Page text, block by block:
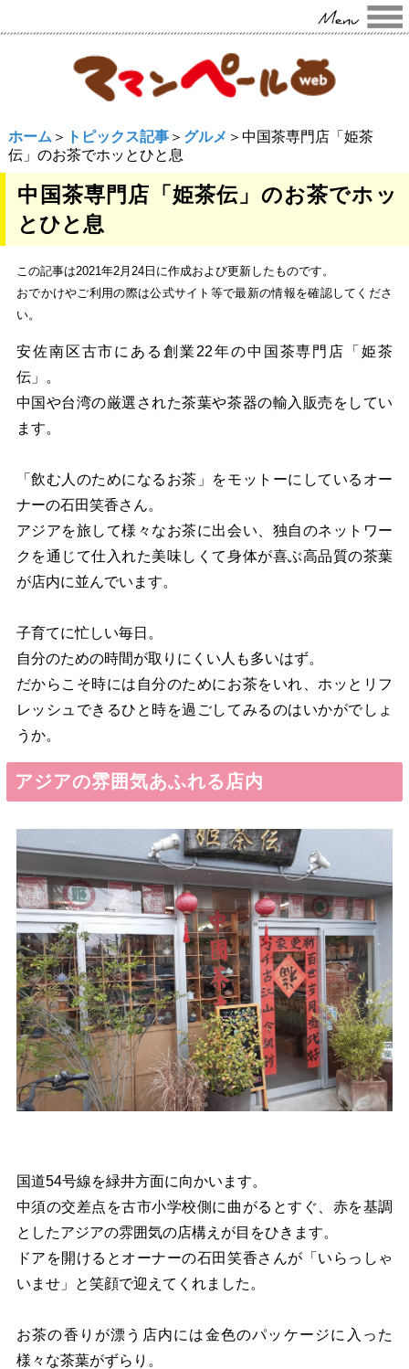
ホーム ＞ トピックス記事＞ グルメ ＞中国茶専門店「姫茶
伝」のお茶でホッとひと息
中国茶専門店「姫茶伝」のお茶でホッ
とひと息
この記事は2021年2月24日に作成および更新したものです。
おでかけやご利用の際は公式サイト等で最新の情報を確認してくださ
い。
安佐南区古市にある創業22年の中国茶専門店「姫茶
伝」。
中国や台湾の厳選された茶葉や茶器の輸入販売をしてい
ます。
「飲む人のためになるお茶」をモットーにしているオー
ナーの石田笑香さん。
アジアを旅して様々なお茶に出会い、独自のネットワー
クを通じて仕入れた美味しくて身体が喜ぶ高品質の茶葉
が店内に並んでいます。
子育てに忙しい毎日。
自分のための時間が取りにくい人も多いはず。
だからこそ時には自分のためにお茶をいれ、ホッとリフ
レッシュできるひと時を過ごしてみるのはいかがでしょ
うか。
アジアの雰囲気あふれる店内
国道54号線を緑井方面に向かいます。
中須の交差点を古市小学校側に曲がるとすぐ、赤を基調
としたアジアの雰囲気の店構えが目をひきます。
ドアを開けるとオーナーの石田笑香さんが「いらっしゃ
いませ」と笑顔で迎えてくれました。
お茶の香りが漂う店内には金色のパッケージに入った
様々な茶葉がずらり。